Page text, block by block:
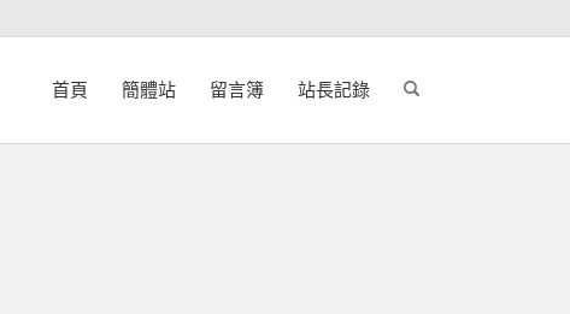
首頁 簡體站 留言簿 站長記錄